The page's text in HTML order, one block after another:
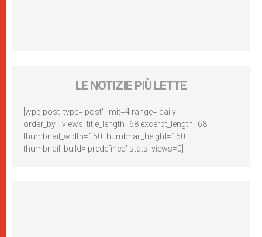
LE NOTIZIE PIÙ LETTE
[wpp post_type='post' limit=4 range='daily'
order_by='views' title_length=68 excerpt_length=68
thumbnail_width=150 thumbnail_height=150
thumbnail_build='predefined' stats_views=0]